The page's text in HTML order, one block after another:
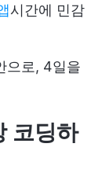
시간에 민감
으로, 4일을
코딩하